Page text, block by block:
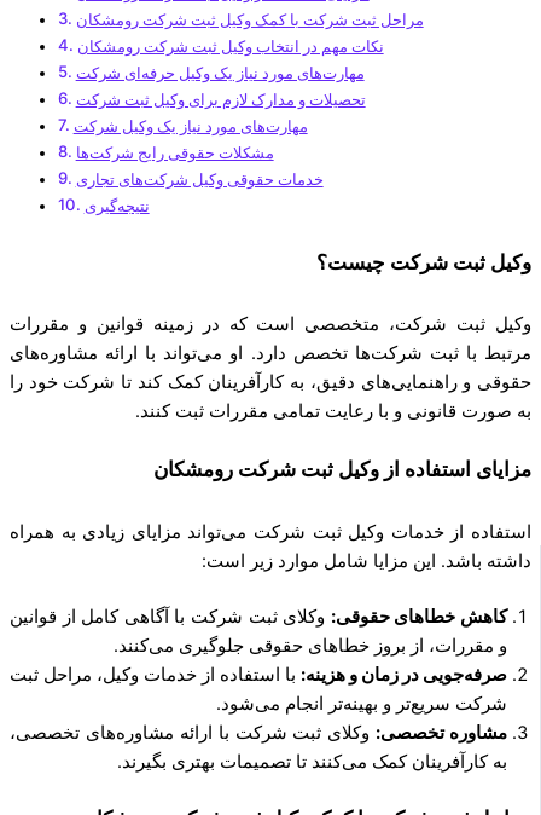
مراحل ثبت شرکت با کمک وکیل ثبت شرکت رومشکان
نکات مهم در انتخاب وکیل ثبت شرکت رومشکان
مهارت‌های مورد نیاز یک وکیل حرفه‌ای شرکت
تحصیلات و مدارک لازم برای وکیل ثبت شرکت
مهارت‌های مورد نیاز یک وکیل شرکت
مشکلات حقوقی رایج شرکت‌ها
خدمات حقوقی وکیل شرکت‌های تجاری
نتیجه‌گیری
وکیل ثبت شرکت چیست؟
وکیل ثبت شرکت، متخصصی است که در زمینه قوانین و مقررات
مرتبط با ثبت شرکت‌ها تخصص دارد. او می‌تواند با ارائه مشاوره‌های
حقوقی و راهنمایی‌های دقیق، به کارآفرینان کمک کند تا شرکت خود را
به صورت قانونی و با رعایت تمامی مقررات ثبت کنند.
مزایای استفاده از وکیل ثبت شرکت رومشکان
استفاده از خدمات وکیل ثبت شرکت می‌تواند مزایای زیادی به همراه
داشته باشد. این مزایا شامل موارد زیر است:
کاهش خطاهای حقوقی: وکلای ثبت شرکت با آگاهی کامل از قوانین
و مقررات، از بروز خطاهای حقوقی جلوگیری می‌کنند.
صرفه‌جویی در زمان و هزینه: با استفاده از خدمات وکیل، مراحل ثبت
شرکت سریع‌تر و بهینه‌تر انجام می‌شود.
مشاوره تخصصی: وکلای ثبت شرکت با ارائه مشاوره‌های تخصصی،
به کارآفرینان کمک می‌کنند تا تصمیمات بهتری بگیرند.